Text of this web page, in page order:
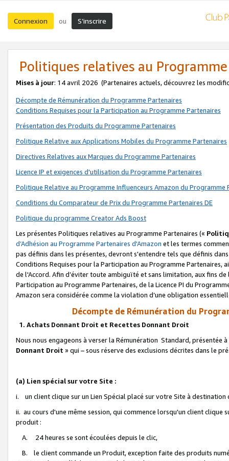
Connexion ou S’inscrire
Politiques relatives au
Mises à jour: 14 avril 2026 (Partenaires actuels, découvrez les
Décompte de Rémunération du Programme Partenaires
Conditions Requises pour la Participation au Programme Partenaires
Présentation des Produits du Programme Partenaires
Politique Relative aux Applications Mobiles du Programme Partenaires
Directives Relatives aux Marques du Programme Partenaires
Licence IP et exigences d'utilisation du Programme Partenaires
Politique Relative au Programme Influenceurs Amazon du Programme
Conditions du Comparateur de Prix du Programme Partenaires DE
Politique du programme Creator Ads Boost
Les présentes Politiques relatives au Programme Partenaires («
d’Adhésion au Programme Partenaires d'Amazon et les termes
pas définis dans les présentes, devront s'entendre tels que définis
Conditions Requises pour la Participation au Programme Partenaires,
de l'Accord. Afin d’éviter toute ambiguïté et sans limitation, aux fins
Participation au Programme Partenaires, de la Licence PI du
Amazon sera considérée comme la violation d’une obligation
Décompte de Rémunération du
1. Achats Donnant Droit et Recettes Donnant Droit
Nous nous engageons à verser la Rémunération Standard, présentée
Donnant Droit » qui – sous réserve des exclusions décrites dans le
(a) Lien spécial sur votre Site :
i. un client clique sur un Lien Spécial placé sur votre Site à destination
ii. au cours d'une même session, qui commence lorsqu'un client
produit :
A. 24 heures se sont écoulées depuis le clic,
B. le client commande un Produit, exception faite des produits